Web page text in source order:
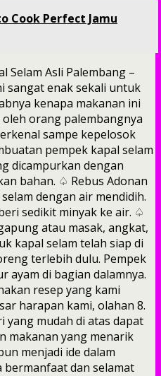
Cook Perfect Jamu
Selam Asli Palembang –
sangat enak sekali untuk
kenapa makanan ini
orang palembangnya
sampe kepelosok
pempek kapal selam
dicampurkan dengan
bahan. ♤ Rebus Adonan
dengan air mendidih.
sedikit minyak ke air. ♤
atau masak, angkat,
kapal selam telah siap di
terlebih dulu. Pempek
ayam di bagian dalamnya.
resep yang kami
harapan kami, olahan 8.
yang mudah di atas dapat
makanan yang menarik
menjadi ide dalam
bermanfaat dan selamat